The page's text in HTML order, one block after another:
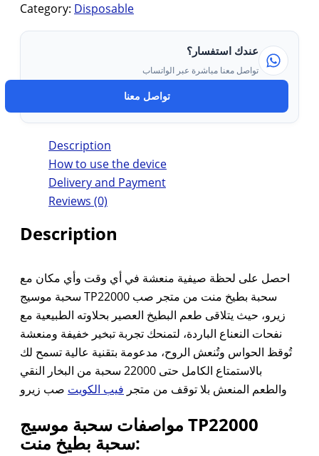
Category: Disposable
عندك استفسار؟
تواصل معنا مباشرة عبر الواتساب
تواصل معنا
Description
How to use the device
Delivery and Payment
Reviews (0)
Description
احصل على لحظة صيفية منعشة في أي وقت وأي مكان مع
سحبة موسيج TP22000 سحبة بطيخ منت من متجر صب
زيرو، حيث يتلاقى طعم البطيخ العصير بحلاوته الطبيعية مع
نفحات النعناع الباردة، لتمنحك تجربة تبخير خفيفة ومنعشة
تُوقظ الحواس وتُنعش الروح، مدعومة بتقنية عالية تسمح لك
بالاستمتاع الكامل حتى 22000 سحبة من البخار النقي
والطعم المنعش بلا توقف من متجر فيب الكويت صب زيرو
مواصفات سحبة موسيج TP22000
سحبة بطيخ منت: